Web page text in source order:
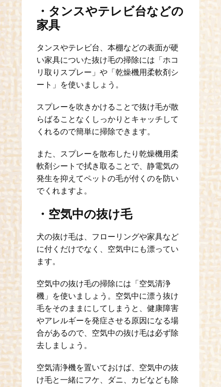
・タンスやテレビ台などの
家具
タンスやテレビ台、本棚などの表面が硬
い家具についた抜け毛の掃除には「ホコ
リ取りスプレー」や「乾燥機用柔軟剤シ
ート」を使いましょう。
スプレーを吹きかけることで抜け毛が散
らばることなくしっかりとキャッチして
くれるので簡単に掃除できます。
また、スプレーを散布したり乾燥機用柔
軟剤シートで拭き取ることで、静電気の
発生を抑えてペットの毛が付くのを防い
でくれますよ。
・空気中の抜け毛
犬の抜け毛は、フローリングや家具など
に付くだけでなく、空気中にも漂ってい
ます。
空気中の抜け毛の掃除には「空気清浄
機」を使いましょう。空気中に漂う抜け
毛をそのままにしてしまうと、健康障害
やアレルギーを発症させる原因になる場
合があるので、空気中の抜け毛は必ず除
去しましょう。
空気清浄機を置いておけば、空気中の抜
け毛と一緒にフケ、ダニ、カビなども除